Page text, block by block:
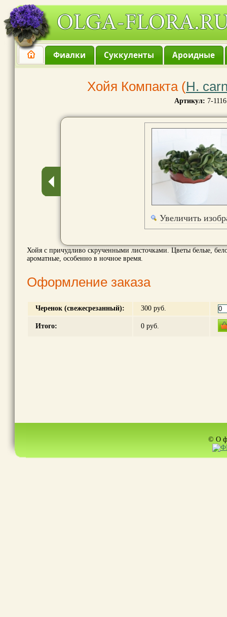
Фиалки Суккуленты Ароидные
Хойя Компакта (H.
Артикул: 7-1116
Увеличить
Хойя с причудливо скрученными листочками. Цветы белые,
ароматные, особенно в ночное время.
Оформление заказа
Черенок (свежесрезанный): 300 руб.
Итого: 0 руб.
© О